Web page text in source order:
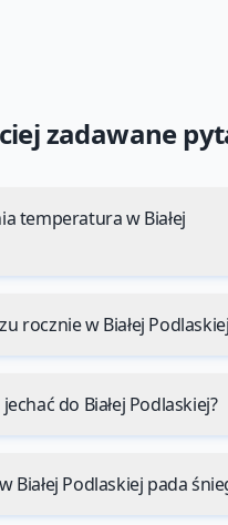
zadawane
temperatura w Białej
rocznie w Białej
do Białej Podlaskiej?
Białej Podlaskiej pada